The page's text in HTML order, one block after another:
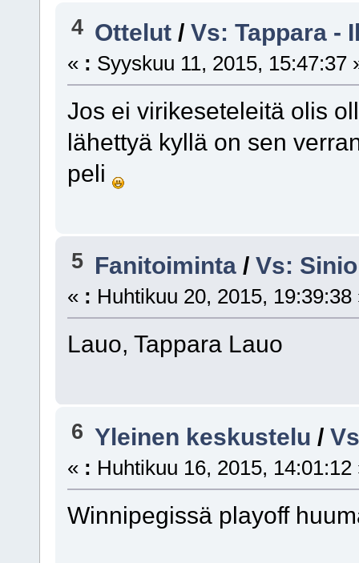
4 Ottelut /Vs: Tappara -
« : Syyskuu 11, 2015, 15:47:37
Jos ei virikeseteleitä olis
lähettyä kyllä on sen
peli
5 Fanitoiminta /Vs:
« : Huhtikuu 20, 2015, 19:39:38
Lauo, Tappara Lauo
6 Yleinen keskustelu /
« : Huhtikuu 16, 2015, 14:01:12
Winnipegissä playoff